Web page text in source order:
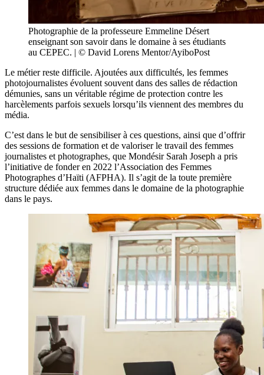
Photographie de la professeure Emmeline Désert
enseignant son savoir dans le domaine à ses étudiants
au CEPEC. | © David Lorens Mentor/AyiboPost
Le métier reste difficile. Ajoutées aux difficultés, les femmes
photojournalistes évoluent souvent dans des salles de rédaction
démunies, sans un véritable régime de protection contre les
harcèlements parfois sexuels lorsqu’ils viennent des membres du
média.
C’est dans le but de sensibiliser à ces questions, ainsi que d’offrir
des sessions de formation et de valoriser le travail des femmes
journalistes et photographes, que Mondésir Sarah Joseph a pris
l’initiative de fonder en 2022 l’Association des Femmes
Photographes d’Haïti (AFPHA). Il s’agit de la toute première
structure dédiée aux femmes dans le domaine de la photographie
dans le pays.